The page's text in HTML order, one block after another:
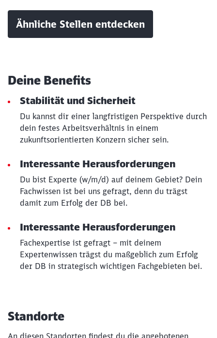
Ähnliche Stellen entdecken
Deine Benefits
Stabilität und Sicherheit
Du kannst dir einer langfristigen Perspektive durch
dein festes Arbeitsverhältnis in einem
zukunftsorientierten Konzern sicher sein.
Interessante Herausforderungen
Du bist Experte (w/m/d) auf deinem Gebiet? Dein
Fachwissen ist bei uns gefragt, denn du trägst
damit zum Erfolg der DB bei.
Interessante Herausforderungen
Fachexpertise ist gefragt – mit deinem
Expertenwissen trägst du maßgeblich zum Erfolg
der DB in strategisch wichtigen Fachgebieten bei.
Standorte
An diesen Standorten findest du die angebotenen
Möchten Sie zuweitergeleitet